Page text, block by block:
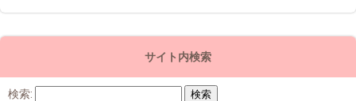
サイト内検索
検索: